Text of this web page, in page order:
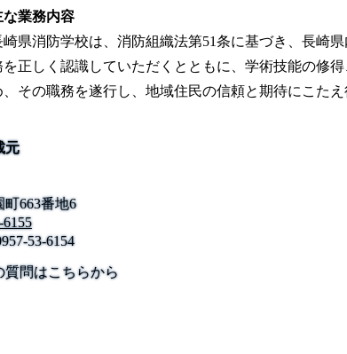
な業務内容
崎県消防学校は、消防組織法第51条に基づき、長崎
を正しく認識していただくとともに、学術技能の修
、その職務を遂行し、地域住民の信頼と期待にこた
元
663番地6
6155
53-6154
質問はこちらから
式SNS
のサイトについて
崎県庁